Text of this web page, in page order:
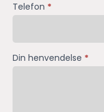
Telefon *
Din henvendelse *